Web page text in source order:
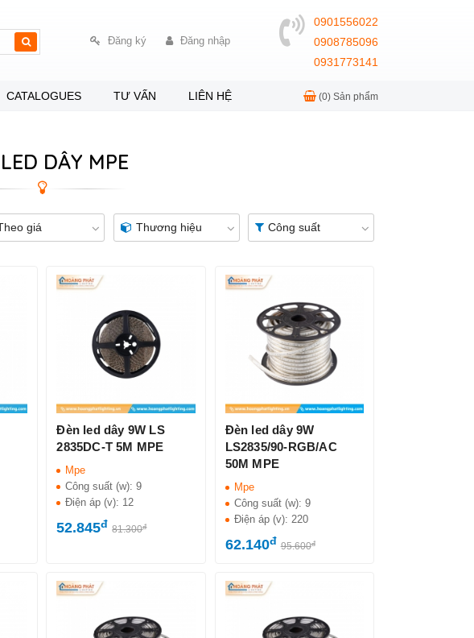
Đăng ký Đăng nhập
0901556022
0908785096
0931773141
CATALOGUES TƯ VẤN LIÊN HỆ (0) Sản phẩm
DÂY MPE
giá Thương hiệu Công suất
Đèn led dây 9W LS
2835DC-T 5M MPE
Mpe
Công suất (w):9
Điện áp (v): 12
52.845đ 81.300đ
Đèn led dây 9W
LS2835/90-RGB/AC
50M MPE
Mpe
Công suất (w): 9
Điện áp (v): 220
62.140đ 95.600đ